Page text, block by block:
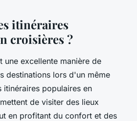
itinéraires
croisières ?
une excellente manière de
destinations lors d'un même
populaires en
de visiter des lieux
en profitant du confort et des